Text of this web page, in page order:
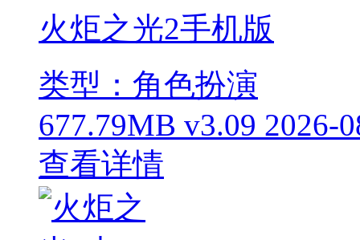
火炬之光2手机版
类型：角色扮演
677.79MB v3.09 2026-
查看详情